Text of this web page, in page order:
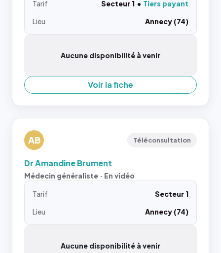
Tarif Secteur 1
Tiers payant
Lieu
Annecy (74)
Aucune disponibilité à venir
Voir la fiche
AB Téléconsultation
Dr Amandine Brument
Médecin généraliste · En vidéo
Tarif
Secteur 1
Lieu
Annecy (74)
Aucune disponibilité à venir